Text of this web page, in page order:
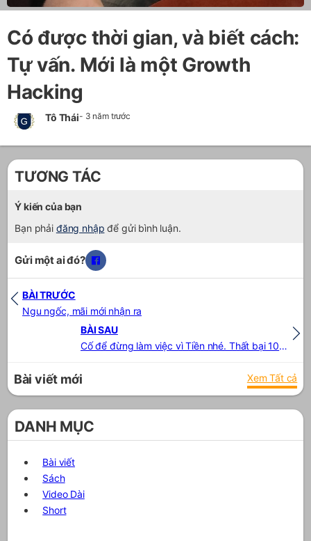
DANH MỤC
Bài viết
Sách
Video Dài
Short
Có được thời gian, và biết cách:
Tự vấn. Mới là một Growth
Hacking
Tô Thái- 3 năm trước
TƯƠNG TÁC
Ý kiến của bạn
Bạn phải đăng nhập để gửi bình luận.
Gửi một ai đó?
BÀI TRƯỚC
Ngu ngốc, mãi mới nhận ra
BÀI SAU
Cố để đừng làm việc vì Tiền nhé. Thất bại 100% đấy
Bài viết mới Xem Tất cả